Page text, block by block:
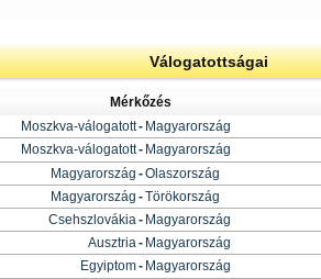
Válogatottságai
Mérkőzés
Moszkva-válogatott- Magyarország
Moszkva-válogatott- Magyarország
Magyarország -Olaszország
Magyarország -Törökország
Csehszlovákia- Magyarország
Ausztria- Magyarország
Egyiptom- Magyarország